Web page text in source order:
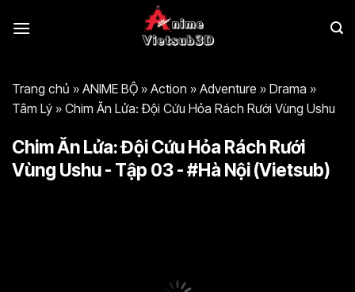
qua
Trang chủ » ANIME BỘ » Action » Adventure » Drama »
Tâm Lý » Chim Ăn Lửa: Đội Cứu Hỏa Rách Rưới Vùng Ushu
Chim Ăn Lửa: Đội Cứu Hỏa Rách Rưới
Vùng Ushu - Tập 03 - #Hà Nội (Vietsub)